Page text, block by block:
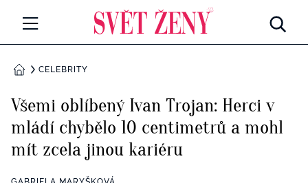
Všechny kategorie
Rozhovory
RETROHUBKY
DOMŮCELEBRITY
Všemi oblíbený Ivan Trojan: Herci v
mládí chybělo 10 centimetrů a mohl
mít zcela jinou kariéru